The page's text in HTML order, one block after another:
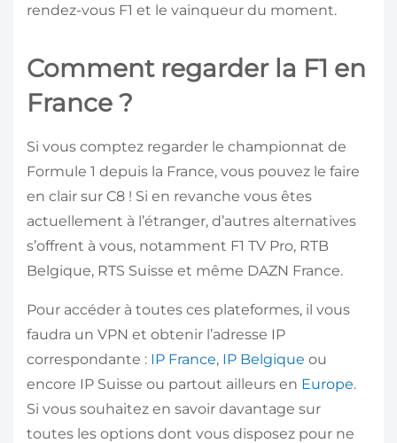
rendez-vous F1 et le vainqueur du moment.
Comment regarder la F1 en
France ?
Si vous comptez regarder le championnat de
Formule 1 depuis la France, vous pouvez le faire
en clair sur C8 ! Si en revanche vous êtes
actuellement à l’étranger, d’autres alternatives
s’offrent à vous, notamment F1 TV Pro, RTB
Belgique, RTS Suisse et même DAZN France.
Pour accéder à toutes ces plateformes, il vous
faudra un VPN et obtenir l’adresse IP
correspondante : IP France, IP Belgique ou
encore IP Suisse ou partout ailleurs en Europe.
Si vous souhaitez en savoir davantage sur
toutes les options dont vous disposez pour ne